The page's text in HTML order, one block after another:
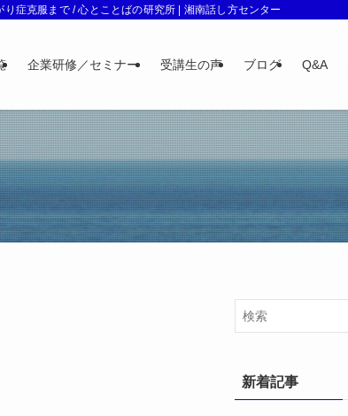
症克服まで / 心とことばの研究所 | 湘南話し方センター
企業研修／セミナー 受講生の声 ブログ Q&A
新着記事